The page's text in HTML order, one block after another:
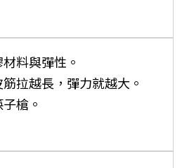
料與彈性。
拉越長，彈力就越大。
槍。